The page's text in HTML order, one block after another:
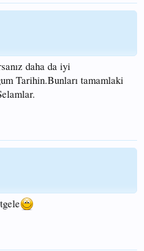
daha da iyi
Tarihin.Bunları tamamlaki